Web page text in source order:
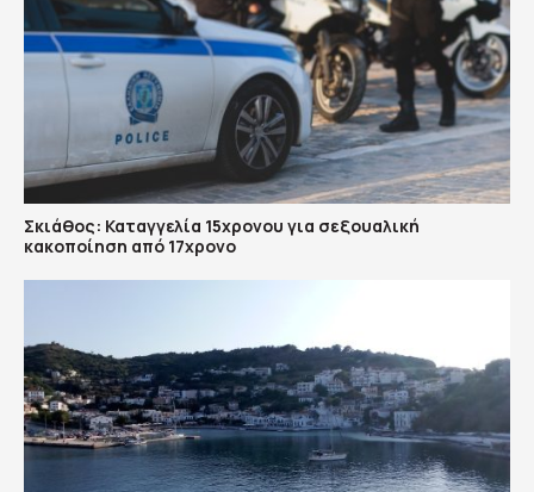
Σκιάθος: Καταγγελία 15χρονου για σεξουαλική
κακοποίηση από 17χρονο